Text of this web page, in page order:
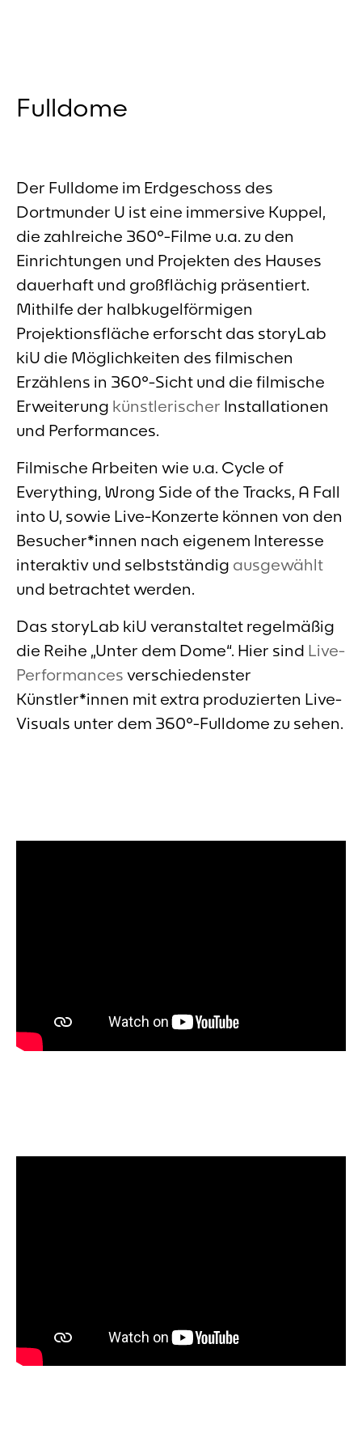
Fulldome
Der Fulldome im Erdgeschoss des
Dortmunder U ist eine immersive Kuppel,
die zahlreiche 360°-Filme u.a. zu den
Einrichtungen und Projekten des Hauses
dauerhaft und großflächig präsentiert.
Mithilfe der halbkugelförmigen
Projektionsfläche erforscht das storyLab
kiU die Möglichkeiten des filmischen
Erzählens in 360°-Sicht und die filmische
Erweiterung künstlerischer Installationen
und Performances.
Filmische Arbeiten wie u.a. Cycle of
Everything, Wrong Side of the Tracks, A Fall
into U, sowie Live-Konzerte können von den
Besucher*innen nach eigenem Interesse
interaktiv und selbstständig ausgewählt
und betrachtet werden.
Das storyLab kiU veranstaltet regelmäßig
die Reihe „Unter dem Dome“. Hier sind Live-
Performances verschiedenster
Künstler*innen mit extra produzierten Live-
Visuals unter dem 360°-Fulldome zu sehen.